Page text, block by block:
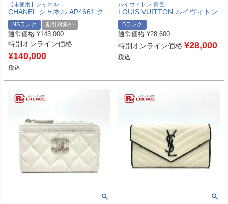
【未使用】シャネル
CHANEL シャネル AP4661 ク
ルーズ コレクション フラグメ
ントケース ジップ コンパクト
ウォレット カードケース ウォ
レット 財布 コインケース キャ
ビアスキン レディース ピンク
未使用 【中古】
NSランク 割引対象外
通常価格 ¥143,000
特別オンライン価格
¥140,000
税込
ルイヴィトン 青色
LOUIS VUITTON ルイヴィトン
M95342 モノグラムデニム ミニ
ジッピーウォレット コンパクト
ウォレット ラウンドファスナー
2つ折り財布 モノグラムデニム
キャンバス ユニセックス ブル
ー 【中古】
Bランク
通常価格 ¥28,600
特別オンライン価格 ¥28,000
税込